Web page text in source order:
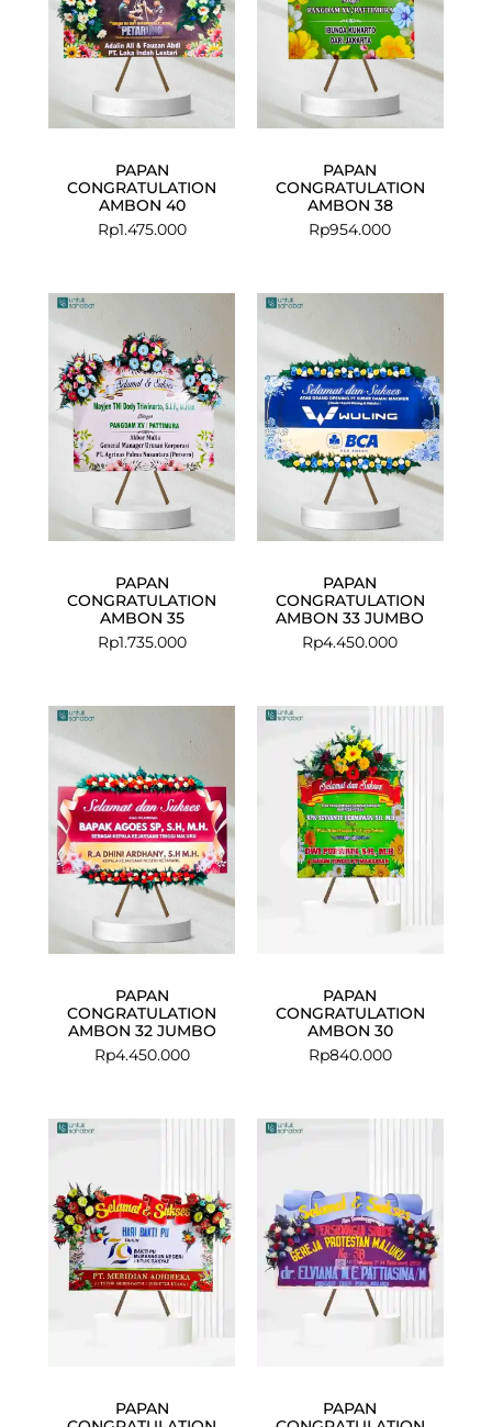
PAPAN
CONGRATULATION
AMBON 40
Rp1.475.000
PAPAN
CONGRATULATION
AMBON 38
Rp954.000
PAPAN
CONGRATULATION
AMBON 35
Rp1.735.000
PAPAN
CONGRATULATION
AMBON 33 JUMBO
Rp4.450.000
PAPAN
CONGRATULATION
AMBON 32 JUMBO
Rp4.450.000
PAPAN
CONGRATULATION
AMBON 30
Rp840.000
PAPAN
PAPAN